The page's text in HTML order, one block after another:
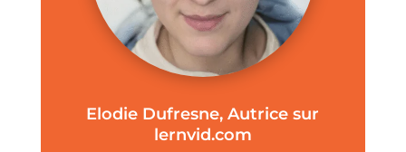
Elodie Dufresne, Autrice sur
lernvid.com